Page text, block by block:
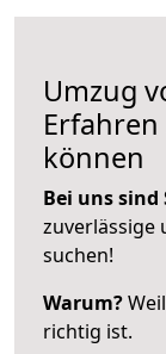
Umzug
können
Bei uns
zuverlässige
suchen!
Warum?
richtig ist.